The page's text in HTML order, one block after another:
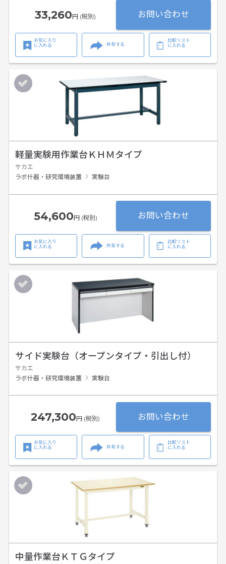
33,260円 (税別) お問い合わせ
お気に入り
に入れる
共有する
比較リスト
に入れる
軽量実験用作業台ＫＨＭタイプ
サカエ
ラボ什器・研究環境装置
実験台
54,600円 (税別) お問い合わせ
お気に入り
に入れる
共有する
比較リスト
に入れる
サイド実験台（オープンタイプ・引出し付）
サカエ
ラボ什器・研究環境装置
実験台
247,300円 (税別) お問い合わせ
お気に入り
に入れる
共有する
比較リスト
に入れる
中量作業台ＫＴＧタイプ